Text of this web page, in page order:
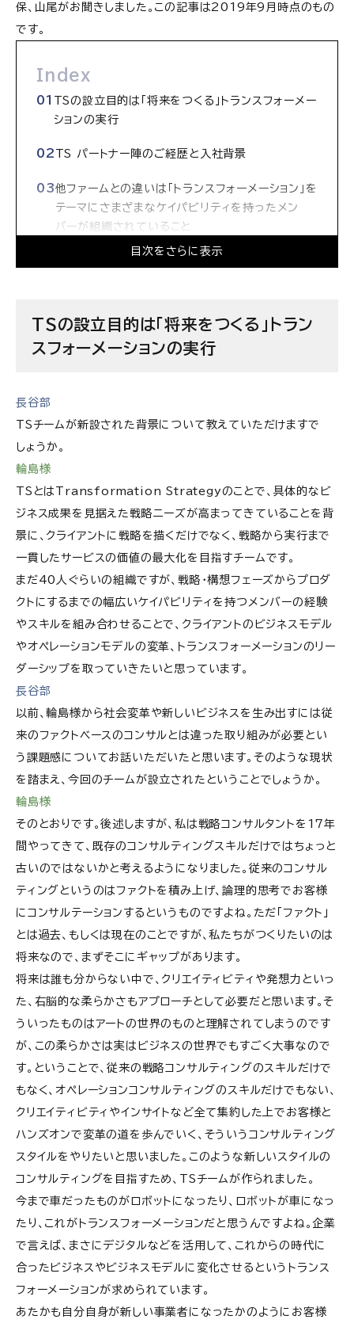
保、山尾がお聞きしました。この記事は2019年9月時点のもの
です。
Index
目次をさらに表示
TSの設立目的は「将来をつくる」トランスフォーメー
ションの実行
TS パートナー陣のご経歴と入社背景
他ファームとの違いは「トランスフォーメーション」を
テーマにさまざまなケイパビリティを持ったメン
バーが組織されていること
クライアントへの提案時には「自分たちも一緒に戦
「今までコンサルティングをやってきたけれど本当
PwC-TS（Transformation Strategy）の求
TSの設立目的は「将来をつくる」トラン
スフォーメーションの実行
長谷部
TSチームが新設された背景について教えていただけますで
しょうか。
輪島様
TSとはTransformation Strategyのことで、具体的なビ
ジネス成果を見据えた戦略ニーズが高まってきていることを背
景に、クライアントに戦略を描くだけでなく、戦略から実行まで
一貫したサービスの価値の最大化を目指すチームです。
まだ40人ぐらいの組織ですが、戦略・構想フェーズからプロダ
クトにするまでの幅広いケイパビリティを持つメンバーの経験
やスキルを組み合わせることで、クライアントのビジネスモデル
やオペレーションモデルの変革、トランスフォーメーションのリー
ダーシップを取っていきたいと思っています。
長谷部
以前、輪島様から社会変革や新しいビジネスを生み出すには従
来のファクトベースのコンサルとは違った取り組みが必要とい
う課題感についてお話いただいたと思います。そのような現状
を踏まえ、今回のチームが設立されたということでしょうか。
輪島様
そのとおりです。後述しますが、私は戦略コンサルタントを17年
間やってきて、既存のコンサルティングスキルだけではちょっと
古いのではないかと考えるようになりました。従来のコンサル
ティングというのはファクトを積み上げ、論理的思考でお客様
にコンサルテーションするというものですよね。ただ「ファクト」
とは過去、もしくは現在のことですが、私たちがつくりたいのは
将来なので、まずそこにギャップがあります。
将来は誰も分からない中で、クリエイティビティや発想力といっ
た、右脳的な柔らかさもアプローチとして必要だと思います。そ
ういったものはアートの世界のものと理解されてしまうのです
が、この柔らかさは実はビジネスの世界でもすごく大事なので
す。ということで、従来の戦略コンサルティングのスキルだけで
もなく、オペレーションコンサルティングのスキルだけでもない、
クリエイティビティやインサイトなど全て集約した上でお客様と
ハンズオンで変革の道を歩んでいく、そういうコンサルティング
スタイルをやりたいと思いました。このような新しいスタイルの
コンサルティングを目指すため、TSチームが作られました。
今まで車だったものがロボットになったり、ロボットが車になっ
たり、これがトランスフォーメーションだと思うんですよね。企業
で言えば、まさにデジタルなどを活用して、これからの時代に
合ったビジネスやビジネスモデルに変化させるというトランス
フォーメーションが求められています。
あたかも自分自身が新しい事業者になったかのようにお客様